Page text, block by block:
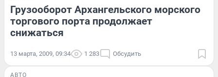
Грузооборот Архангельского морского
торгового порта продолжает
снижаться
13 марта, 2009, 09:34 1 283 Обсудить
АВТО